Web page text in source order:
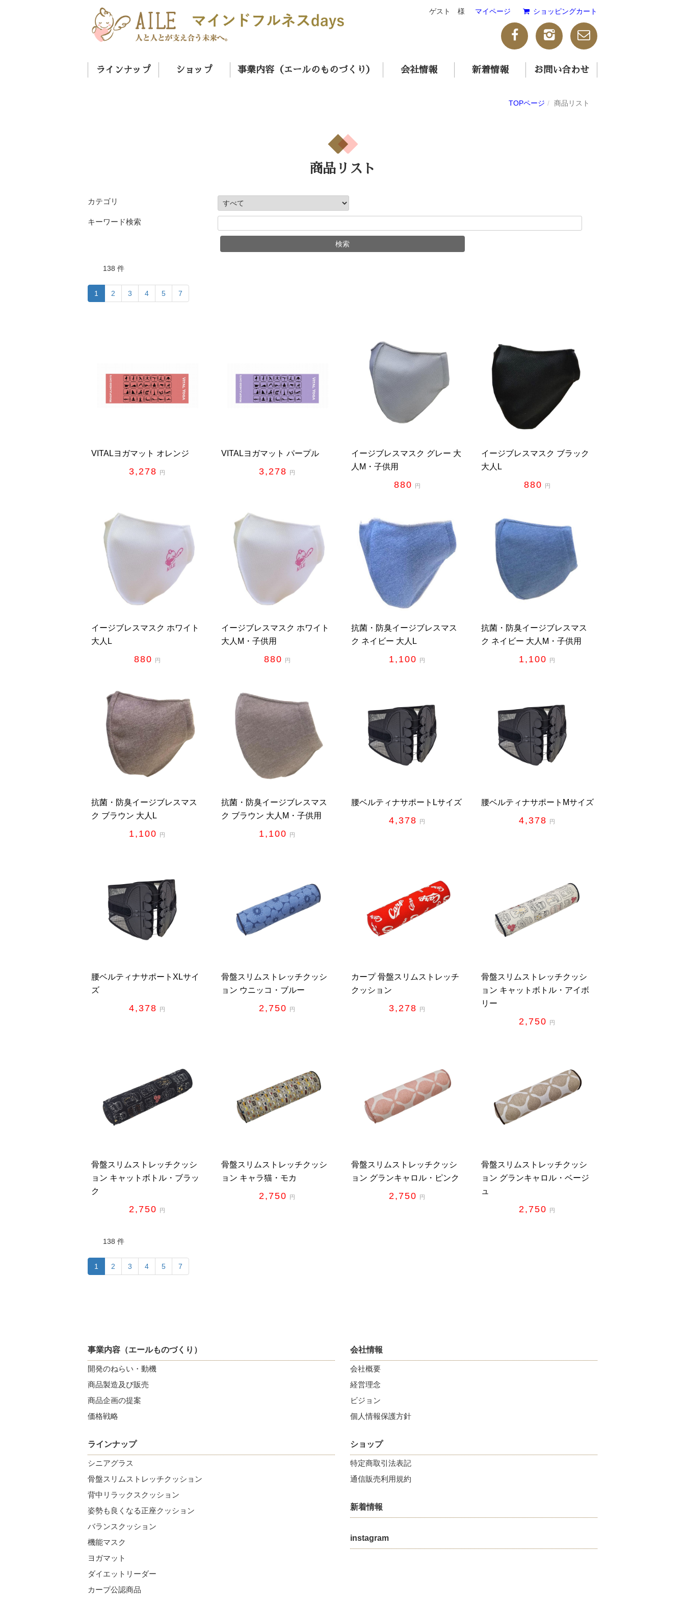
ゲスト 様 マイページ ショッピングカート
ラインナップ ショップ 事業内容（エールのものづくり） 会社情報 新着情報 お問い合わせ
TOPページ 商品リスト
商品リスト
カテゴリ
キーワード検索
138 件
1
u
2 3 4 5 7
VITALヨガマット オレンジ
3,278 円
VITALヨガマット パープル
3,278 円
イージブレスマスク グレー 大
人M・子供用
880 円
イージブレスマスク ブラック
大人L
880 円
イージブレスマスク ホワイト
大人L
880 円
イージブレスマスク ホワイト
大人M・子供用
880 円
抗菌・防臭イージブレスマス
ク ネイビー 大人L
1,100 円
抗菌・防臭イージブレスマス
ク ネイビー 大人M・子供用
1,100 円
抗菌・防臭イージブレスマス
ク ブラウン 大人L
1,100 円
抗菌・防臭イージブレスマス
ク ブラウン 大人M・子供用
1,100 円
腰ベルティナサポートLサイズ
4,378 円
腰ベルティナサポートMサイズ
4,378 円
腰ベルティナサポートXLサイ
ズ
4,378 円
骨盤スリムストレッチクッシ
ョン ウニッコ・ブルー
2,750 円
カープ 骨盤スリムストレッチ
クッション
3,278 円
骨盤スリムストレッチクッシ
ョン キャットボトル・アイボ
リー
2,750 円
骨盤スリムストレッチクッシ
ョン キャットボトル・ブラッ
ク
2,750 円
骨盤スリムストレッチクッシ
ョン キャラ猫・モカ
2,750 円
骨盤スリムストレッチクッシ
ョン グランキャロル・ピンク
2,750 円
骨盤スリムストレッチクッシ
ョン グランキャロル・ベージ
ュ
2,750 円
138 件
1
u
2 3 4 5 7
事業内容（エールものづくり）
開発のねらい・動機
商品製造及び販売
商品企画の提案
価格戦略
ラインナップ
シニアグラス
骨盤スリムストレッチクッション
背中リラックスクッション
姿勢も良くなる正座クッション
バランスクッション
機能マスク
ヨガマット
ダイエットリーダー
カープ公認商品
会社情報
会社概要
経営理念
ビジョン
個人情報保護方針
ショップ
特定商取引法表記
通信販売利用規約
新着情報
instagram